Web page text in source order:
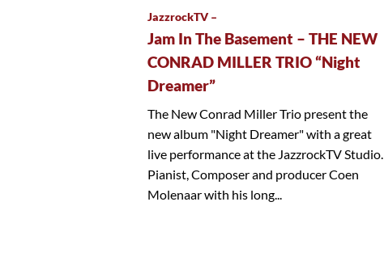
JazzrockTV –
Jam In The Basement – THE NEW
CONRAD MILLER TRIO “Night
Dreamer”
The New Conrad Miller Trio present the
new album "Night Dreamer" with a great
live performance at the JazzrockTV Studio.
Pianist, Composer and producer Coen
Molenaar with his long...